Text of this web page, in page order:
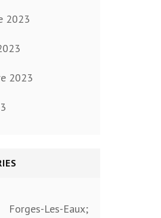
2023
2023
Forges-Les-Eaux;